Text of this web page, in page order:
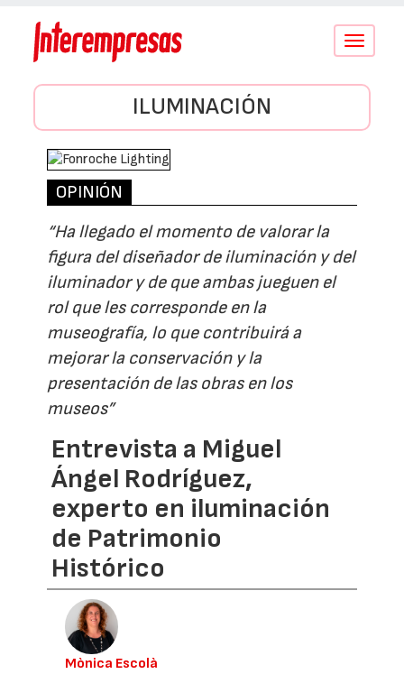
Conmutar
ILUMINACIÓN
OPINIÓN
“Ha llegado el momento de valorar la
figura del diseñador de iluminación y del
iluminador y de que ambas jueguen el
rol que les corresponde en la
museografía, lo que contribuirá a
mejorar la conservación y la
presentación de las obras en los
museos”
Entrevista a Miguel
Ángel Rodríguez,
experto en iluminación
de Patrimonio
Histórico
Mònica Escolà